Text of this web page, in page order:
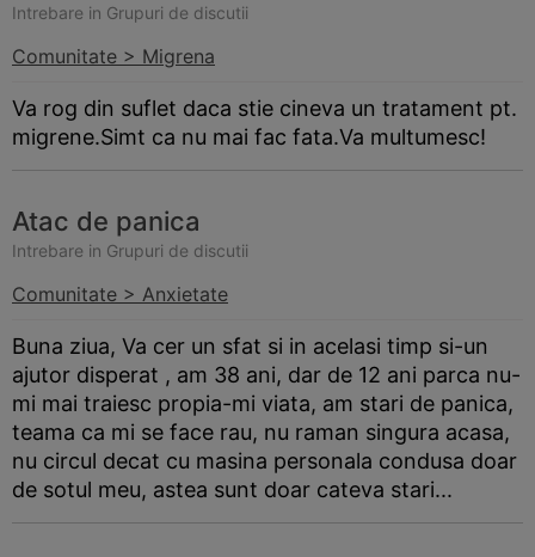
Intrebare in Grupuri de discutii
Comunitate > Migrena
Va rog din suflet daca stie cineva un tratament pt.
migrene.Simt ca nu mai fac fata.Va multumesc!
Atac de panica
Intrebare in Grupuri de discutii
Comunitate > Anxietate
Buna ziua, Va cer un sfat si in acelasi timp si-un
ajutor disperat , am 38 ani, dar de 12 ani parca nu-
mi mai traiesc propia-mi viata, am stari de panica,
teama ca mi se face rau, nu raman singura acasa,
nu circul decat cu masina personala condusa doar
de sotul meu, astea sunt doar cateva stari...